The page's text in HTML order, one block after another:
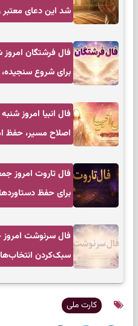
شد این دعای معتبر
برای شروع
اصلاح مسیر، حفظ
برای حفظ
سبک‌کردن
کارت ملی